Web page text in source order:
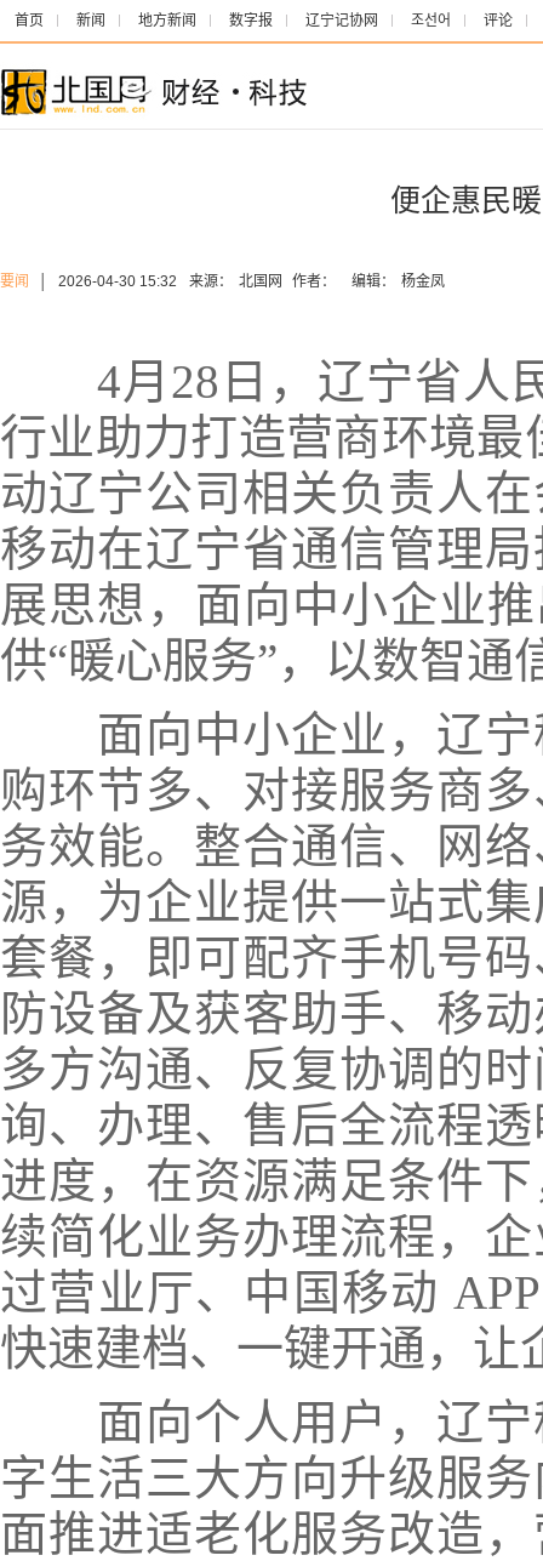
首页 新闻 地方新闻 数字报 辽宁记协网 조선어 评论
便企惠民
要闻 2026-04-30 15:32 来源： 北国网 作者： 编辑： 杨金凤
4月28日，辽宁省人民
行业助力打造营商环境
动辽宁公司相关负责人
移动在辽宁省通信管理
展思想，面向中小企业
供“暖心服务”，以数智通
面向中小企业，辽宁
购环节多、对接服务商
务效能。整合通信、网
源，为企业提供一站式
套餐，即可配齐手机号
防设备及获客助手、移
多方沟通、反复协调的
询、办理、售后全流程
进度，在资源满足条件
续简化业务办理流程，
过营业厅、中国移动
快速建档、一键开通，让
面向个人用户，辽宁
字生活三大方向升级服
面推进适老化服务改造